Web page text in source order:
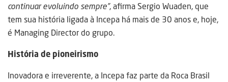
continuar evoluindo sempre”, afirma Sergio Wuaden, que
tem sua história ligada à Incepa há mais de 30 anos e, hoje,
é Managing Director do grupo.
História de pioneirismo
Inovadora e irreverente, a Incepa faz parte da Roca Brasil